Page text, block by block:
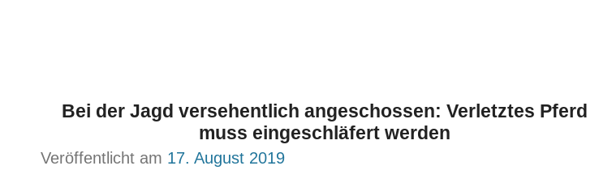
Bei der Jagd versehentlich angeschossen: Verletztes Pferd
muss eingeschläfert werden
Veröffentlicht am 17. August 2019